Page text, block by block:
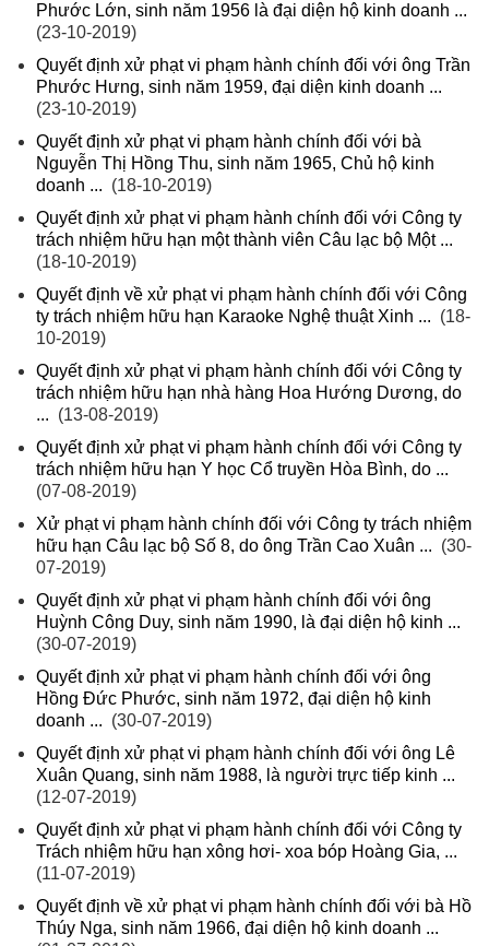
Phước Lớn, sinh năm 1956 là đại diện hộ kinh doanh ...
(23-10-2019)
Quyết định xử phạt vi phạm hành chính đối với ông Trần
Phước Hưng, sinh năm 1959, đại diện kinh doanh ...
(23-10-2019)
Quyết định xử phạt vi phạm hành chính đối với bà
Nguyễn Thị Hồng Thu, sinh năm 1965, Chủ hộ kinh
doanh ... (18-10-2019)
Quyết định xử phạt vi phạm hành chính đối với Công ty
trách nhiệm hữu hạn một thành viên Câu lạc bộ Một ...
(18-10-2019)
Quyết định về xử phạt vi phạm hành chính đối với Công
ty trách nhiệm hữu hạn Karaoke Nghệ thuật Xinh ... (18-
10-2019)
Quyết định xử phạt vi phạm hành chính đối với Công ty
trách nhiệm hữu hạn nhà hàng Hoa Hướng Dương, do
... (13-08-2019)
Quyết định xử phạt vi phạm hành chính đối với Công ty
trách nhiệm hữu hạn Y học Cổ truyền Hòa Bình, do ...
(07-08-2019)
Xử phạt vi phạm hành chính đối với Công ty trách nhiệm
hữu hạn Câu lạc bộ Số 8, do ông Trần Cao Xuân ... (30-
07-2019)
Quyết định xử phạt vi phạm hành chính đối với ông
Huỳnh Công Duy, sinh năm 1990, là đại diện hộ kinh ...
(30-07-2019)
Quyết định xử phạt vi phạm hành chính đối với ông
Hồng Đức Phước, sinh năm 1972, đại diện hộ kinh
doanh ... (30-07-2019)
Quyết định xử phạt vi phạm hành chính đối với ông Lê
Xuân Quang, sinh năm 1988, là người trực tiếp kinh ...
(12-07-2019)
Quyết định xử phạt vi phạm hành chính đối với Công ty
Trách nhiệm hữu hạn xông hơi- xoa bóp Hoàng Gia, ...
(11-07-2019)
Quyết định về xử phạt vi phạm hành chính đối với bà Hồ
Thúy Nga, sinh năm 1966, đại diện hộ kinh doanh ...